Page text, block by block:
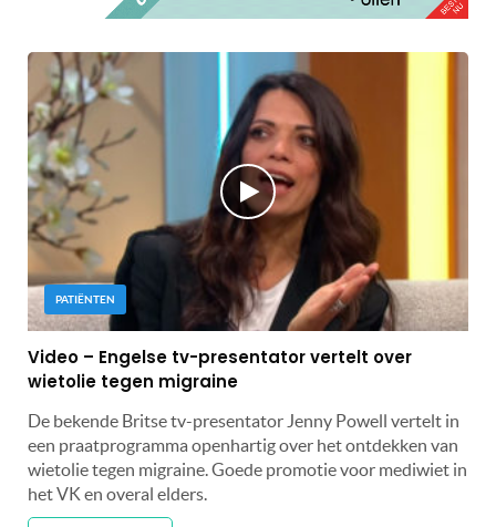
PATIËNTEN
Video – Engelse tv-presentator vertelt over
wietolie tegen migraine
De bekende Britse tv-presentator Jenny Powell vertelt in
een praatprogramma openhartig over het ontdekken van
wietolie tegen migraine. Goede promotie voor mediwiet in
het VK en overal elders.